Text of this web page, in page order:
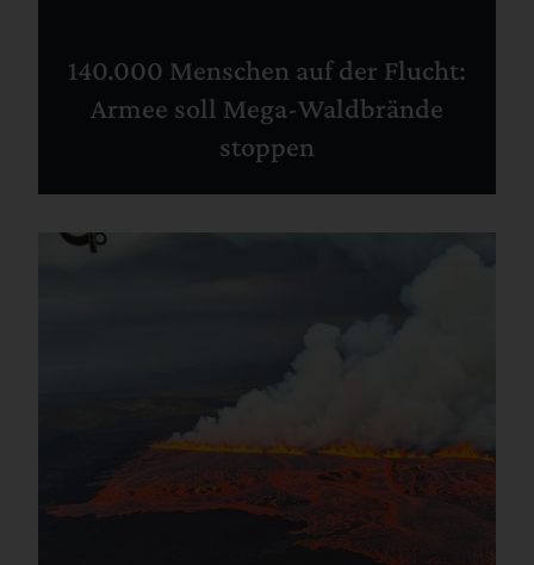
140.000 Menschen auf der Flucht:
Armee soll Mega-Waldbrände
stoppen